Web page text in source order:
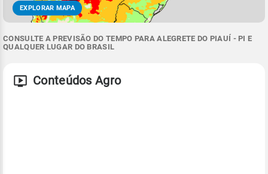
EXPLORAR MAPA
CONSULTE A PREVISÃO DO TEMPO PARA ALEGRETE DO PIAUÍ - PI E
QUALQUER LUGAR DO BRASIL
Conteúdos Agro